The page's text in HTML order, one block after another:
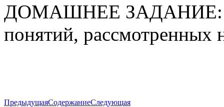
ДОМАШНЕЕ ЗАДАНИЕ:
понятий, рассмотренных
ПредыдущаяСодержаниеСледующая